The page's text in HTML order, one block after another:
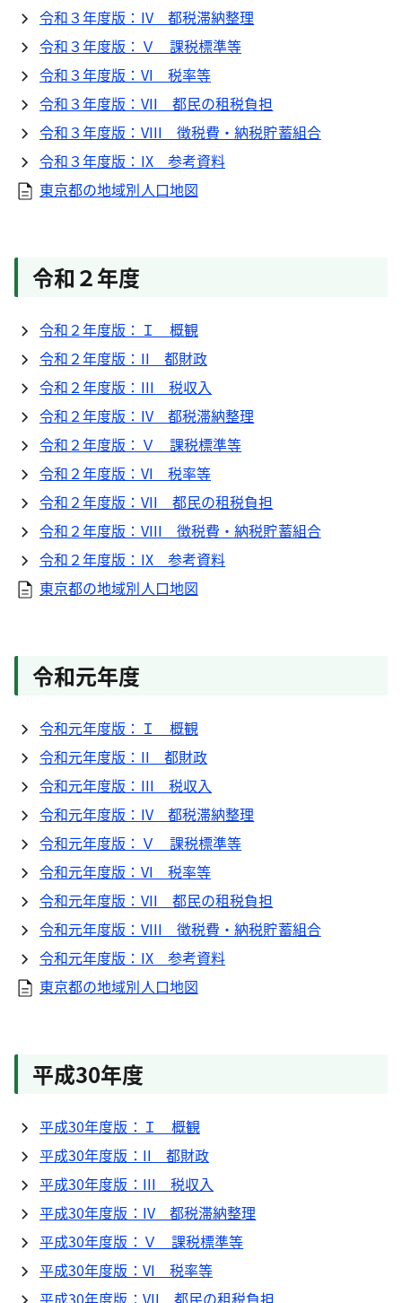
令和３年度版：IV 都税滞納整理
令和３年度版：Ｖ 課税標準等
令和３年度版：VI 税率等
令和３年度版：VII 都民の租税負担
令和３年度版：VIII 徴税費・納税貯蓄組合
令和３年度版：IX 参考資料
東京都の地域別人口地図
令和２年度
令和２年度版：Ｉ 概観
令和２年度版：II 都財政
令和２年度版：III 税収入
令和２年度版：IV 都税滞納整理
令和２年度版：Ｖ 課税標準等
令和２年度版：VI 税率等
令和２年度版：VII 都民の租税負担
令和２年度版：VIII 徴税費・納税貯蓄組合
令和２年度版：IX 参考資料
東京都の地域別人口地図
令和元年度
令和元年度版：Ｉ 概観
令和元年度版：II 都財政
令和元年度版：III 税収入
令和元年度版：IV 都税滞納整理
令和元年度版：Ｖ 課税標準等
令和元年度版：VI 税率等
令和元年度版：VII 都民の租税負担
令和元年度版：VIII 徴税費・納税貯蓄組合
令和元年度版：IX 参考資料
東京都の地域別人口地図
平成30年度
平成30年度版：Ｉ 概観
平成30年度版：II 都財政
平成30年度版：III 税収入
平成30年度版：IV 都税滞納整理
平成30年度版：Ｖ 課税標準等
平成30年度版：VI 税率等
平成30年度版：VII 都民の租税負担